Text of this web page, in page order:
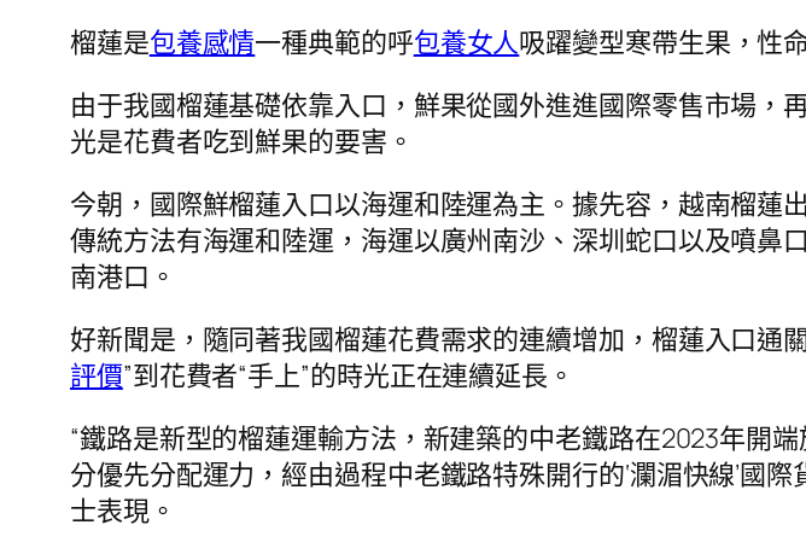
榴蓮是包養感情一種典範的呼包養女人吸躍變型寒帶生果，性
由于我國榴蓮基礎依靠入口，鮮果從國外進進國際零售市場，
光是花費者吃到鮮果的要害。
今朝，國際鮮榴蓮入口以海運和陸運為主。據先容，越南榴
傳統方法有海運和陸運，海運以廣州南沙、深圳蛇口以及噴
南港口。
好新聞是，隨同著我國榴蓮花費需求的連續增加，榴蓮入口通
評價”到花費者“手上”的時光正在連續延長。
“鐵路是新型的榴蓮運輸方法，新建築的中老鐵路在2023年開
分優先分配運力，經由過程中老鐵路特殊開行的‘瀾湄快線’國
士表現。